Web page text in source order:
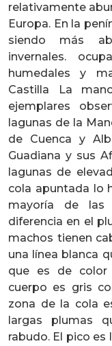
relativamente
Europa. En la
siendo más
invernales.
humedales y
Castilla La
ejemplares
lagunas de la
de Cuenca y
Guadiana y sus
lagunas de
cola apuntada lo
mayoría de las
diferencia en el
machos tienen
una línea blanca
que es de color
cuerpo es gris
zona de la cola
largas plumas
rabudo. El pico